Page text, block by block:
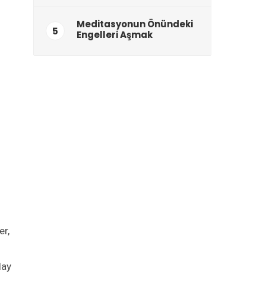
5
Meditasyonun Önündeki
Engelleri Aşmak